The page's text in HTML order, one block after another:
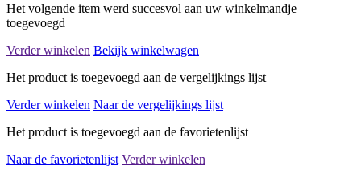
Het volgende item werd succesvol aan uw winkelmandje
toegevoegd
Verder winkelen Bekijk winkelwagen
Het product is toegevoegd aan de vergelijkings lijst
Verder winkelen Naar de vergelijkings lijst
Het product is toegevoegd aan de favorietenlijst
Naar de favorietenlijst Verder winkelen